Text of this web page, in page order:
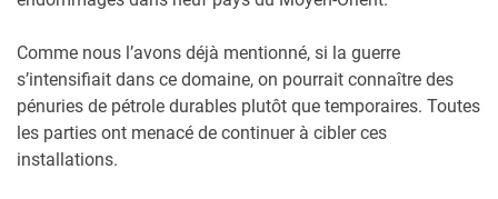
Comme nous l’avons déjà mentionné, si la guerre
s’intensifiait dans ce domaine, on pourrait connaître des
pénuries de pétrole durables plutôt que temporaires. Toutes
les parties ont menacé de continuer à cibler ces
installations.